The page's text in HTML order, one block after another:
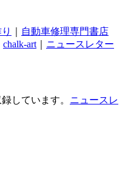
自動車修理専門書店
chalk-art
ニュースレター
しています。 ニュースレ